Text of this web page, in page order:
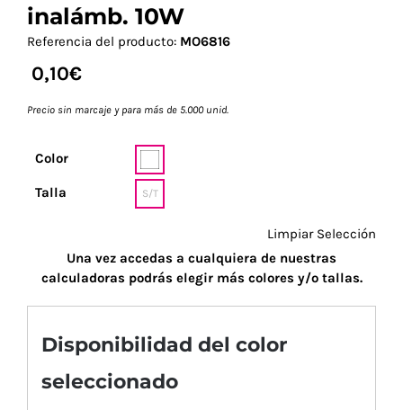
inalámb. 10W
Referencia del producto: MO6816
0,10€
Precio sin marcaje y para más de 5.000 unid.
Color
Talla S/T
Limpiar Selección
Una vez accedas a cualquiera de nuestras
calculadoras podrás elegir más colores y/o tallas.
Disponibilidad del color
seleccionado